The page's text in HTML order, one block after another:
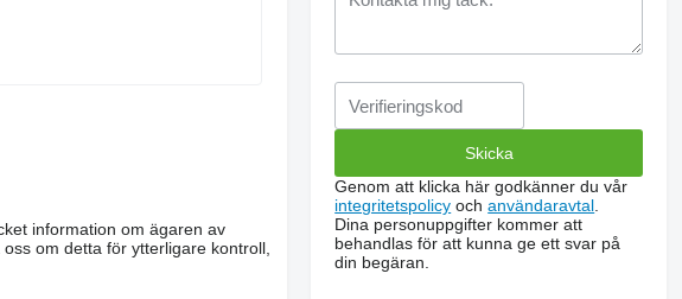
information om ägaren av
om detta för ytterligare kontroll,
Genom att klicka här godkänner du vår
integritetspolicy ochanvändaravtal
Dina personuppgifter kommer att
behandlas för att kunna ge ett svar på
din begäran.